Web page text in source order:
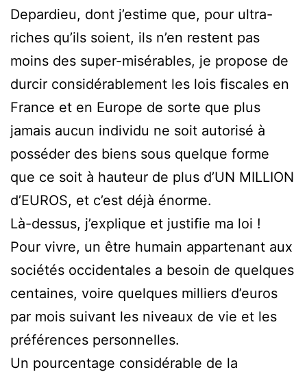
Depardieu, dont j’estime que, pour ultra-
riches qu’ils soient, ils n’en restent pas
moins des super-misérables, je propose de
durcir considérablement les lois fiscales en
France et en Europe de sorte que plus
jamais aucun individu ne soit autorisé à
posséder des biens sous quelque forme
que ce soit à hauteur de plus d’UN MILLION
d’EUROS, et c’est déjà énorme.
Là-dessus, j’explique et justifie ma loi !
Pour vivre, un être humain appartenant aux
sociétés occidentales a besoin de quelques
centaines, voire quelques milliers d’euros
par mois suivant les niveaux de vie et les
préférences personnelles.
Un pourcentage considérable de la